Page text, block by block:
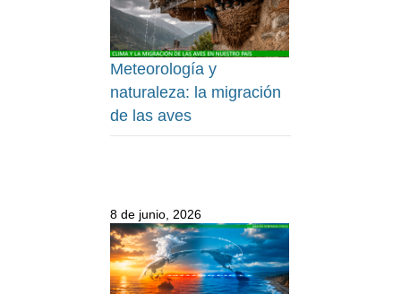
Meteorología y
naturaleza: la migración
de las aves
8 de junio, 2026